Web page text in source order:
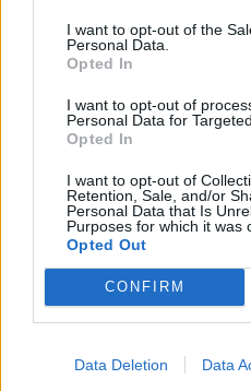
I want to opt-out of the
Personal Data.
Opted In
I want to opt-out of
Personal Data for
Opted In
I want to opt-out of
Retention, Sale, and/or
Personal Data that Is
Purposes for which it was
Opted Out
CONFIRM
Data Deletion Data
την
06/08/26
στη
06/08/26|
06/08/26|